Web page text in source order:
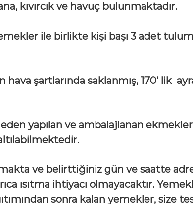
kıvırcık ve havuç bulunmaktadır.
ile birlikte kişi başı 3 adet
şartlarında saklanmış, 170’ lik
yapılan ve ambalajlanan
ve belirttiğiniz gün ve saatte
ısıtma ihtiyacı olmayacaktır.
sonra kalan yemekler, size